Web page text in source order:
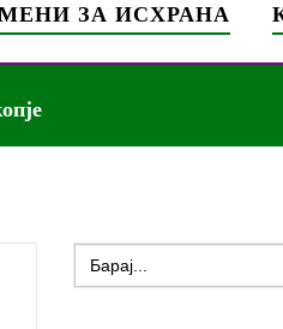
ЗА ИСХРАНА
Search
for: